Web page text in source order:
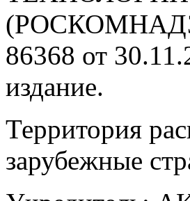
86368 от
издание.
Территория
зарубежные